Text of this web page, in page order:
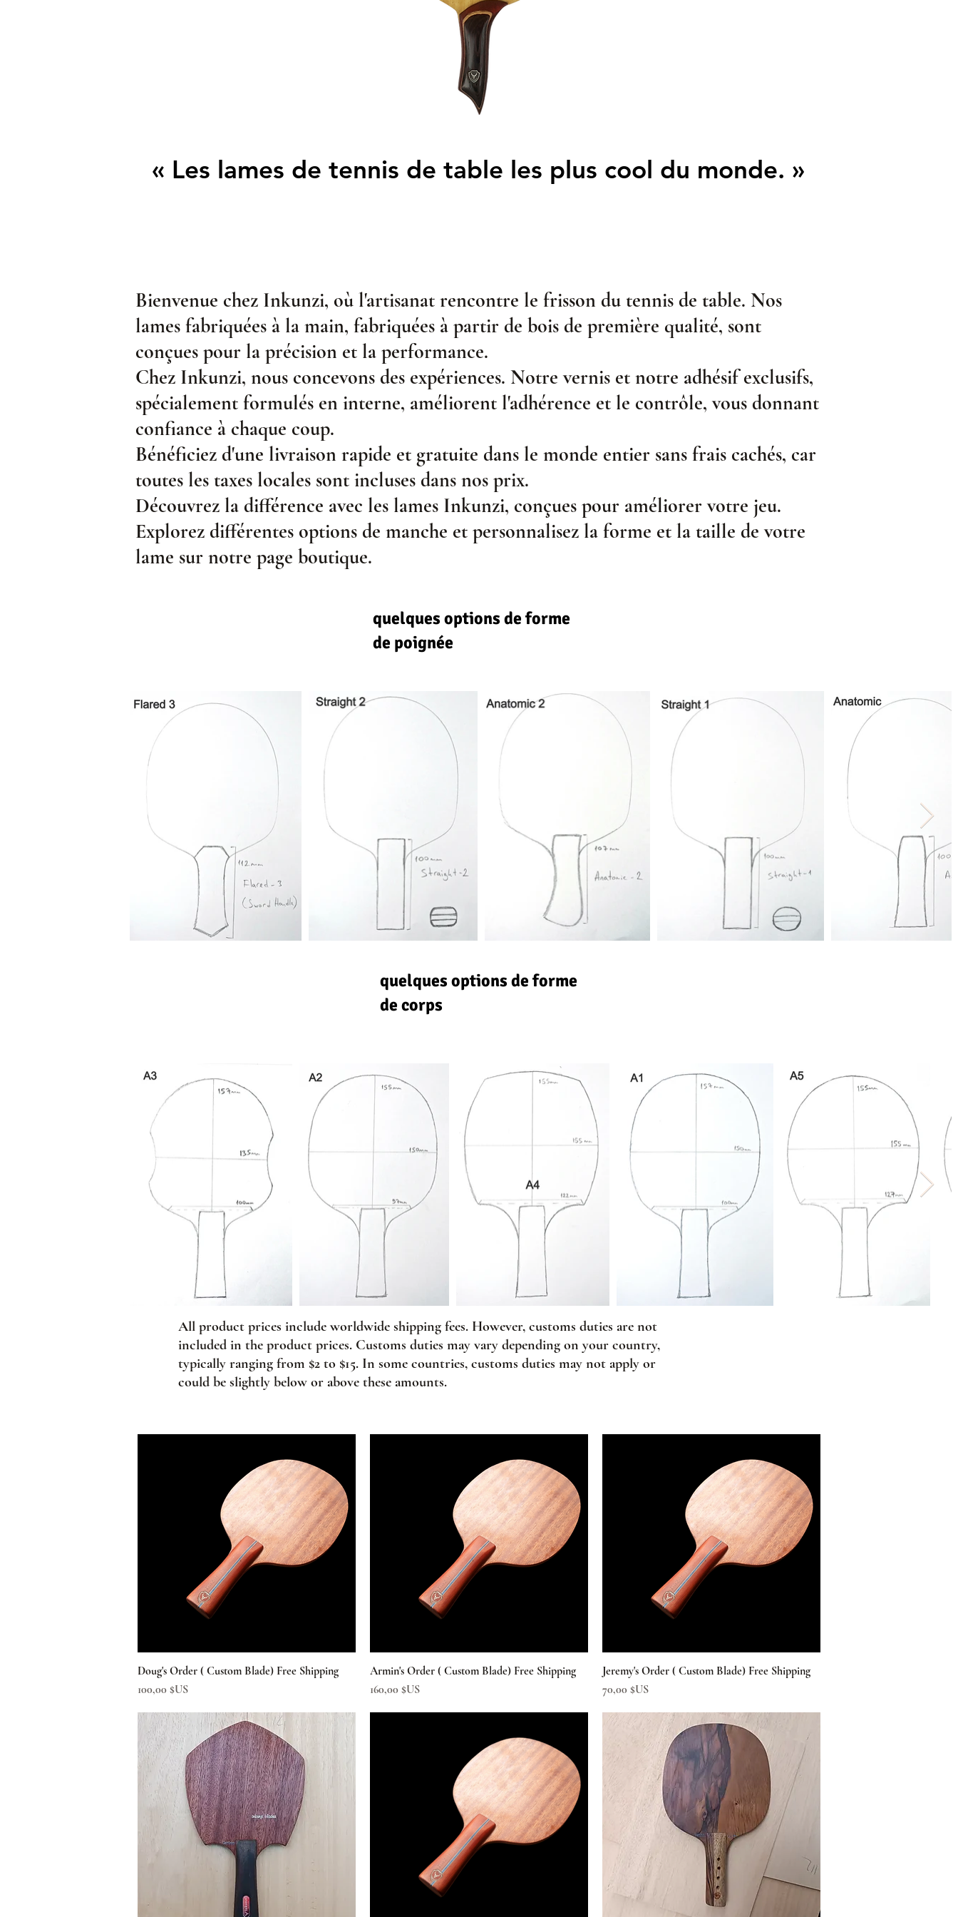
« Les lames de tennis de table les plus cool du monde. »
« Les lames de tennis de table les plus cool du monde. »
Bienvenue chez Inkunzi, où l'artisanat rencontre le frisson du tennis de table. Nos
lames fabriquées à la main, fabriquées à partir de bois de première qualité, sont
conçues pour la précision et la performance.
Chez Inkunzi, nous concevons des expériences. Notre vernis et notre adhésif exclusifs,
spécialement formulés en interne, améliorent l'adhérence et le contrôle, vous donnant
confiance à chaque coup.
Bénéficiez d'une livraison rapide et gratuite dans le monde entier sans frais cachés, car
toutes les taxes locales sont incluses dans nos prix.
Découvrez la différence avec les lames Inkunzi, conçues pour améliorer votre jeu.
Explorez différentes options de manche et personnalisez la forme et la taille de votre
lame sur notre page boutique.
quelques options de forme
de poignée
quelques options de forme
de corps
All product prices include worldwide shipping fees. However, customs duties are not
included in the product prices. Customs duties may vary depending on your country,
typically ranging from $2 to $15. In some countries, customs duties may not apply or
could be slightly below or above these amounts.
Aperçu rapide
Doug's Order ( Custom Blade) Free Shipping
Prix
100,00 $US
Aperçu rapide
Armin's Order ( Custom Blade) Free Shipping
Prix
160,00 $US
Aperçu rapide
Jeremy's Order ( Custom Blade) Free Shipping
Prix
70,00 $US